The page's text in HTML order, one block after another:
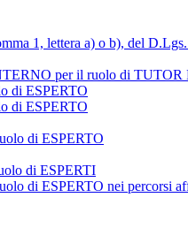
1, lettera a) o b), del
per il ruolo di TUTOR
di ESPERTO
di ESPERTO
di ESPERTO
di ESPERTI
di ESPERTO nei percorsi